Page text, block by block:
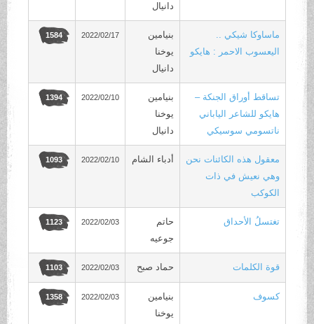
دانيال
ماساوكا شيكي ..
اليعسوب الاحمر : هايكو
بنيامين
يوخنا
دانيال
2022/02/17
1584
تساقط أوراق الجنكة –
هايكو للشاعر الياباني
ناتسومي سوسيكي
بنيامين
يوخنا
دانيال
2022/02/10
1394
معقول هذه الكائنات نحن
وهي نعيش في ذات
الكوكب
أدباء الشام 2022/02/10
1093
تغتسلُ الأحداق
حاتم
جوعيه
2022/02/03
1123
قوة الكلمات حماد صبح 2022/02/03
1103
كسوف
بنيامين
يوخنا
2022/02/03
1358